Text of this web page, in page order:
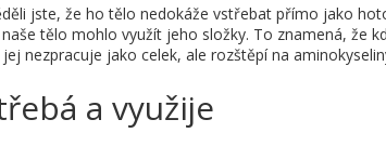
jste, že ho tělo nedokáže vstřebat přímo jako
tělo mohlo využít jeho složky. To znamená, že
nezpracuje jako celek, ale rozštěpí na
a využije